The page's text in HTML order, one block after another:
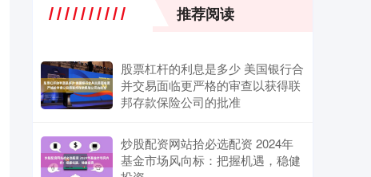
推荐阅读
股票杠杆的利息是多少 美国银行合
并交易面临更严格的审查以获得联
邦存款保险公司的批准
炒股配资网站拾必选配资 2024年
基金市场风向标：把握机遇，稳健